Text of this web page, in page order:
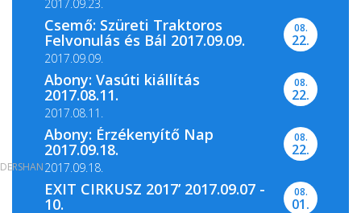
2017.09.23.
Csemő: Szüreti Traktoros
Felvonulás és Bál 2017.09.09.
2017.09.09.
08.
22.
Abony: Vasúti kiállítás
2017.08.11.
2017.08.11.
08.
22.
Abony: Érzékenyítő Nap
2017.09.18.
2017.09.18.
08.
22.
EXIT CIRKUSZ 2017’ 2017.09.07 -
10.
08.
01.
DERSHAN